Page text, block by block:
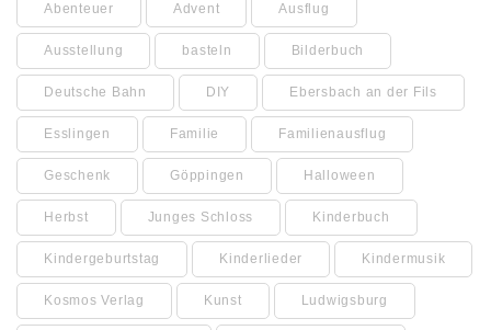
Abenteuer Advent Ausflug
Ausstellung basteln Bilderbuch
Deutsche Bahn DIY Ebersbach an der Fils
Esslingen Familie Familienausflug
Geschenk Göppingen Halloween
Herbst Junges Schloss Kinderbuch
Kindergeburtstag Kinderlieder Kindermusik
Kosmos Verlag Kunst Ludwigsburg